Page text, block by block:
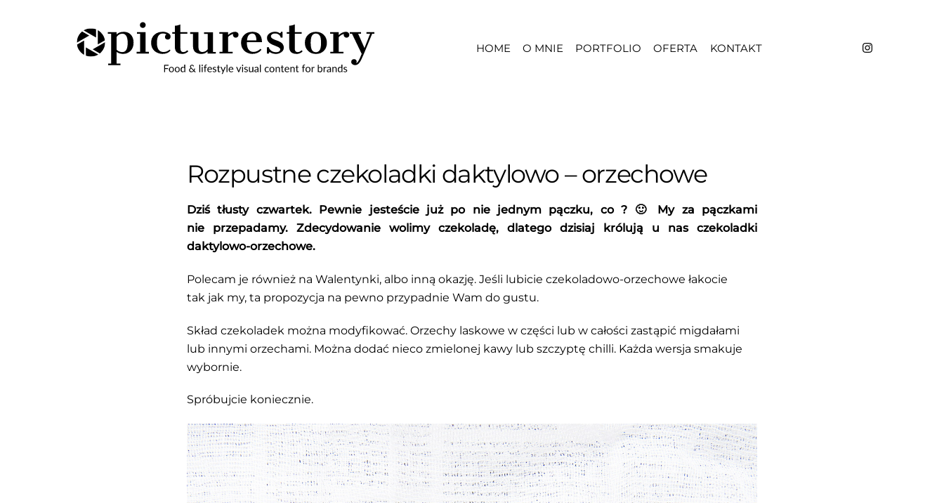
HOME O MNIE PORTFOLIO OFERTA KONTAKT
Rozpustne czekoladki daktylowo – orzechowe
Dziś tłusty czwartek. Pewnie jesteście już po nie jednym pączku, co ? 🙂 My za pączkami
nie przepadamy. Zdecydowanie wolimy czekoladę, dlatego dzisiaj królują u nas czekoladki
daktylowo-orzechowe.
Polecam je również na Walentynki, albo inną okazję. Jeśli lubicie czekoladowo-orzechowe łakocie
tak jak my, ta propozycja na pewno przypadnie Wam do gustu.
Skład czekoladek można modyfikować. Orzechy laskowe w części lub w całości zastąpić migdałami
lub innymi orzechami. Można dodać nieco zmielonej kawy lub szczyptę chilli. Każda wersja smakuje
wybornie.
Spróbujcie koniecznie.